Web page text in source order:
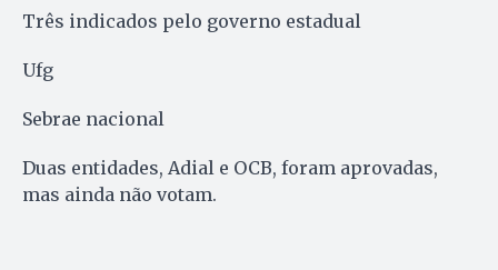
Três indicados pelo governo estadual
Ufg
Sebrae nacional
Duas entidades, Adial e OCB, foram aprovadas,
mas ainda não votam.